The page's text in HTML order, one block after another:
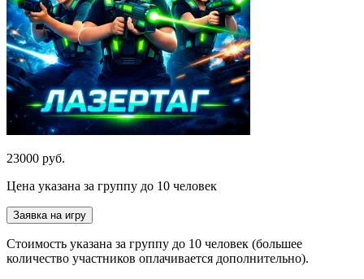
23000 руб.
Цена указана за группу до 10 человек
Заявка на игру
Стоимость указана за группу до 10 человек (большее
количество участников оплачивается дополнительно).